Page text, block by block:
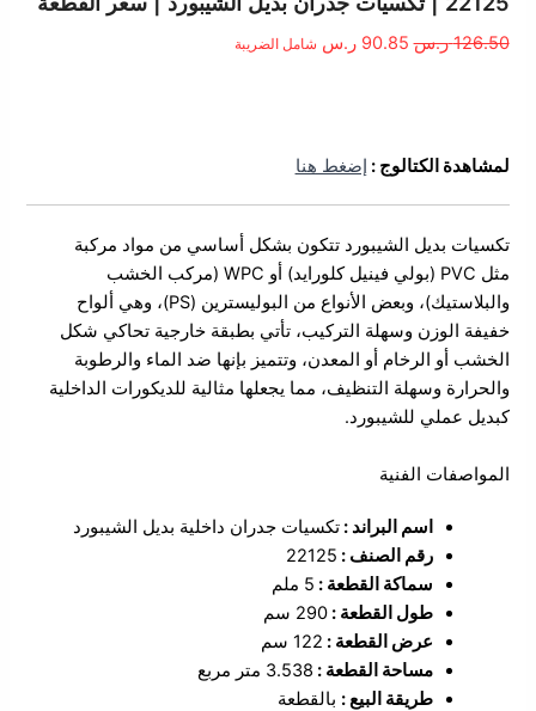
126.50 ر.س
126.50 ر.س.
90.85 ر.س
90.85 ر.س.
شامل الضريبة
لمشاهدة الكتالوج : إضغط هنا
تكسيات بديل الشيبورد تتكون بشكل أساسي من مواد مركبة
مثل PVC (بولي فينيل كلورايد) أو WPC (مركب الخشب
والبلاستيك)، وبعض الأنواع من البوليسترين (PS)
، وهي ألواح
خفيفة الوزن وسهلة التركيب، تأتي بطبقة خارجية تحاكي شكل
الخشب أو الرخام أو المعدن، وتتميز بإنها ضد الماء والرطوبة
والحرارة وسهلة التنظيف، مما يجعلها مثالية للديكورات الداخلية
كبديل عملي للشيبورد.
المواصفات الفنية
اسم البراند :تكسيات جدران داخلية بديل الشيبورد
رقم الصنف : 22125
سماكة القطعة : 5 ملم
طول القطعة :290 سم
عرض القطعة : 122 سم
مساحة القطعة : 3.538 متر مربع
طريقة البيع : بالقطعة